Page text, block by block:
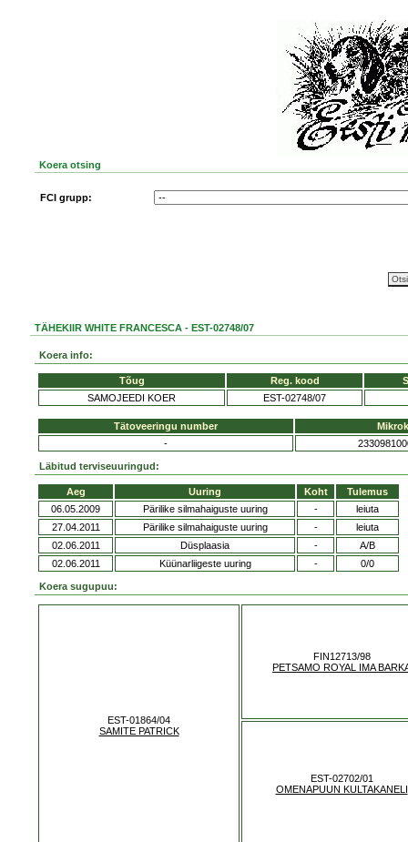
Koera otsing
FCI grupp:
TÄHEKIIR WHITE FRANCESCA - EST-02748/07
Koera info:
Tõug Reg. kood
SAMOJEEDI KOER
EST-02748/07
Tätoveeringu number
-
Läbitud terviseuuringud:
Aeg Uuring Koht
Tulemus
06.05.2009
Pärilike silmahaiguste uuring -
leiuta
27.04.2011
Pärilike silmahaiguste uuring -
leiuta
02.06.2011
Düsplaasia -
A/B
02.06.2011
Küünarliigeste uuring - 0/0
Koera sugupuu:
EST-01864/04
SAMITE PATRICK
FIN12713/98
PETSAMO ROYAL IMA
EST-02702/01
OMENAPUUN KULTAKANELI